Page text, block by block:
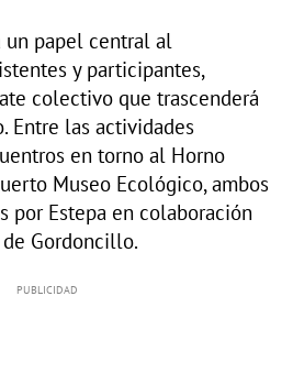
un papel central al
y participantes,
colectivo que trascenderá
Entre las actividades
en torno al Horno
Museo Ecológico, ambos
por Estepa en colaboración
Gordoncillo.